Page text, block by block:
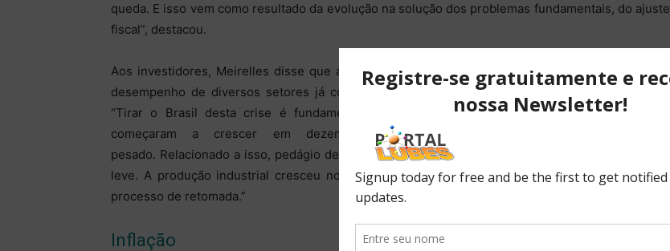
queda. E isso vem como resultado da evolução na solução dos problemas fundamentais, do ajuste
fiscal”, destacou.
Aos investidores, Meirelles disse que a retomada econômica já é perceptível. Os resultados de
desempenho de diversos setores já começam a mostrar que o país está saindo da recessão.
“Tirar o Brasil desta crise é fundamental e isso já está acontecendo. Diversos setores já
começaram a crescer em dezembro. Automóvel já cresceu, também transporte
pesado. Relacionado a isso, pedágio de transporte pesado nas rodovias e pedágio de transporte
leve. A produção industrial cresceu no mês de dezembro. Significa que o país já está em um
processo de retomada.”
Inflação